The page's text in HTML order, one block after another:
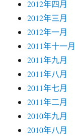
2012年四月
2012年三月
2012年一月
2011年十一月
2011年九月
2011年八月
2011年七月
2011年二月
2010年九月
2010年八月